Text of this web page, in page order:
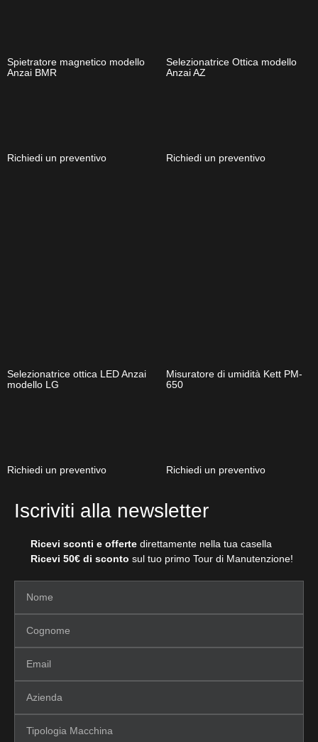
Spietratore magnetico modello
Anzai BMR
Richiedi un preventivo
Selezionatrice Ottica modello
Anzai AZ
Richiedi un preventivo
Selezionatrice ottica LED Anzai
modello LG
Richiedi un preventivo
Misuratore di umidità Kett PM-
650
Richiedi un preventivo
Iscriviti alla newsletter
Ricevi sconti e offertedirettamente nella tua casella
Ricevi 50€ di sconto sul tuo primo Tour di Manutenzione!